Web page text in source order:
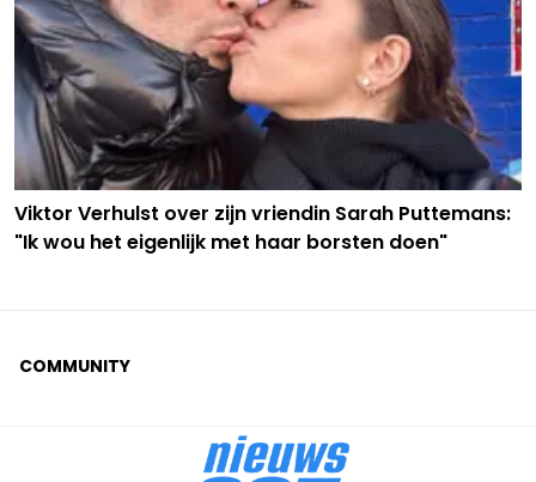
Viktor Verhulst over zijn vriendin Sarah Puttemans:
"Ik wou het eigenlijk met haar borsten doen"
COMMUNITY